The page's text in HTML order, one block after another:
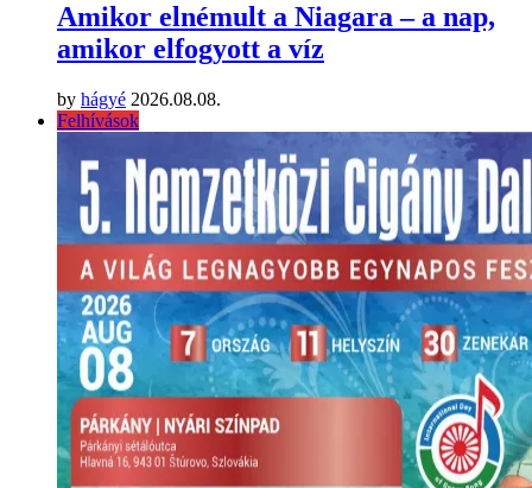
Amikor elnémult a Niagara – a nap,
amikor elfogyott a víz
by hágyé 2026.08.08.
Felhívások